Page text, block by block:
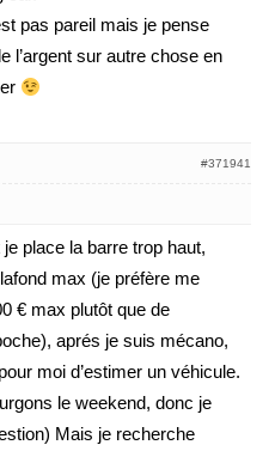
pas pareil mais je pense
l’argent sur autre chose en
#371941
place la barre trop haut,
max (je préfère me
€ max plutôt que de
aprés je suis mécano,
moi d’estimer un véhicule.
le weekend, donc je
Mais je recherche